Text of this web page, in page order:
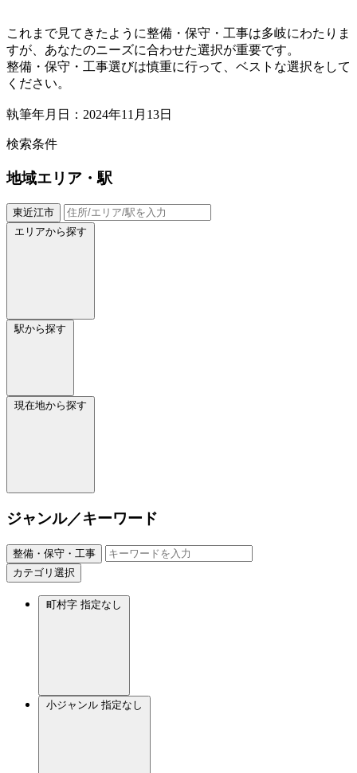
これまで見てきたように整備・保守・工事は多岐にわたりま
すが、あなたのニーズに合わせた選択が重要です。
整備・保守・工事選びは慎重に行って、ベストな選択をして
ください。
執筆年月日：2024年11月13日
検索条件
地域エリア・駅
東近江市
エリアから探す
駅から探す
現在地から探す
ジャンル／キーワード
整備・保守・工事
カテゴリ選択
町村字 指定なし
小ジャンル 指定なし